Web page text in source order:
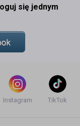
się jednym
Instagram TikTok